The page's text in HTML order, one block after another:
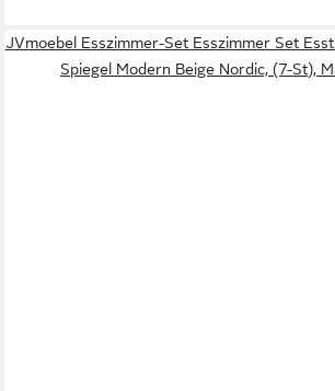
JVmoebel Esszimmer-Set Esszimmer Set
Spiegel Modern Beige Nordic, (7-St),